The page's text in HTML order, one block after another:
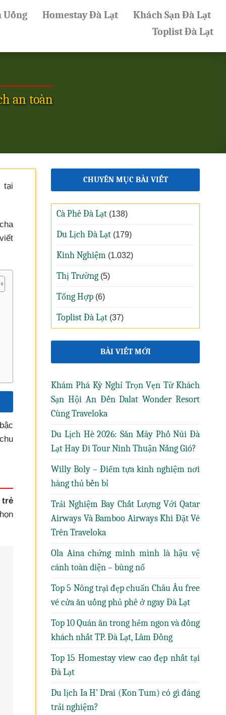
Uống Homestay Đà Lạt
Khách Sạn Đà Lạt
Toplist Đà Lạt
an toàn
CHUYÊN MỤC BÀI VIẾT
Cà Phê Đà Lạt (138)
Du Lịch Đà Lạt (179)
Kinh Nghiệm (1.032)
Thị Trường (5)
Tổng Hợp (6)
Toplist Đà Lạt (37)
BÀI VIẾT MỚI
Khám Phá Kỳ Nghỉ Trọn Vẹn Từ Khách
Sạn Hội An Đến Dalat Wonder Resort
Cùng Traveloka
Du Lịch Hè 2026: Săn Mây Phố Núi Đà
Lạt Hay Đi Tour Ninh Thuận Nắng Gió?
Willy Boly – Điểm tựa kinh nghiệm nơi
hàng thủ bền bỉ
Trải Nghiệm Bay Chất Lượng Với Qatar
Airways Và Bamboo Airways Khi Đặt Vé
Trên Traveloka
Ola Aina chứng minh mình là hậu vệ
cánh toàn diện – bùng nổ
Top 5 Nông trại đẹp chuẩn Châu Âu free
vé cửa ăn uống phủ phê ở ngay Đà Lạt
Top 10 Quán ăn trong hẻm ngon và đông
khách nhất TP. Đà Lạt, Lâm Đồng
Top 15 Homestay view cao đẹp nhất tại
Đà Lạt
Du lịch Ia H’ Drai (Kon Tum) có gì đáng
trải nghiệm?